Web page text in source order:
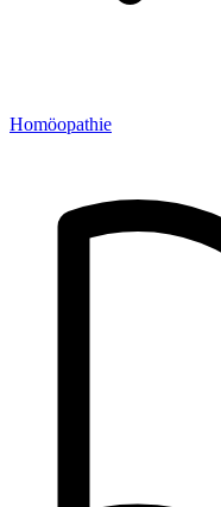
Homöopathie